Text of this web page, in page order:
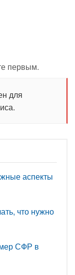
первым.
для
аспекты
что нужно
СФР в